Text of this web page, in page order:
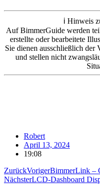
ℹ️ Hinweis
Auf BimmerGuide werden
erstellte oder bearbeitete
Sie dienen ausschließlich der
und stellen nicht
Robert
April 13, 2024
19:08
ZurückVorigerBimmerLink –
NächsterLCD-Dashboard